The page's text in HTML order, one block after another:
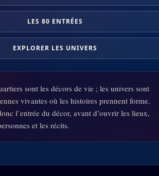
LES 80 ENTRÉES
EXPLORER LES UNIVERS
sont les décors de vie ; les univers sont
vivantes où les histoires prennent forme.
l’entrée du décor, avant d’ouvrir les lieux,
et les récits.